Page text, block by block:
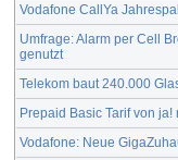
Vodafone CallYa
Umfrage: Alarm per Cell
genutzt
Telekom baut 240.000
Prepaid Basic Tarif von
Vodafone: Neue